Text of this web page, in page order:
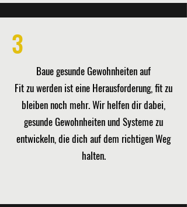
3
Baue gesunde Gewohnheiten auf
Fit zu werden ist eine Herausforderung, fit zu
bleiben noch mehr. Wir helfen dir dabei,
gesunde Gewohnheiten und Systeme zu
entwickeln, die dich auf dem richtigen Weg
halten.